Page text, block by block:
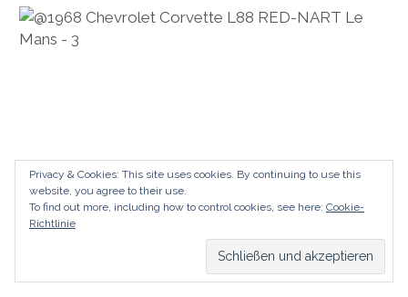
Privacy & Cookies: This site uses cookies. By continuing to use this
website, you agree to their use.
To find out more, including how to control cookies, see here: Cookie-
Richtlinie